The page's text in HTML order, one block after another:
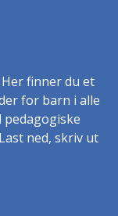
finner du et
for barn i alle
ned, skriv ut